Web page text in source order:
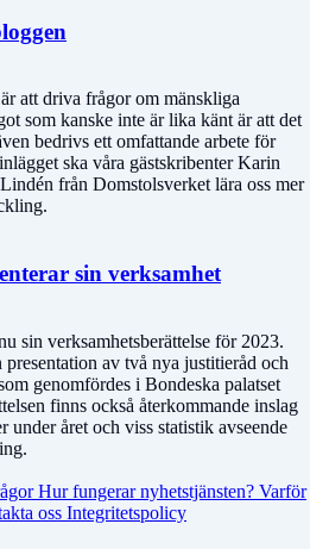
att driva frågor om mänskliga
som kanske inte är lika känt är att det
bedrivs ett omfattande arbete för
ska våra gästskribenter Karin
från Domstolsverket lära oss mer
sin verksamhet
sin verksamhetsberättelse för 2023.
av två nya justitieråd och
genomfördes i Bondeska palatset
finns också återkommande inslag
under året och viss statistik avseende
Hur fungerar nyhetstjänsten? Varför
oss Integritetspolicy